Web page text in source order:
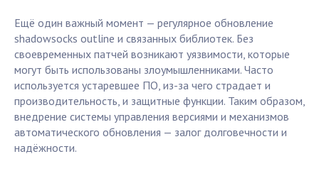
Ещё один важный момент — регулярное обновление
shadowsocks outline и связанных библиотек. Без
своевременных патчей возникают уязвимости, которые
могут быть использованы злоумышленниками. Часто
используется устаревшее ПО, из-за чего страдает и
производительность, и защитные функции. Таким образом,
внедрение системы управления версиями и механизмов
автоматического обновления — залог долговечности и
надёжности.